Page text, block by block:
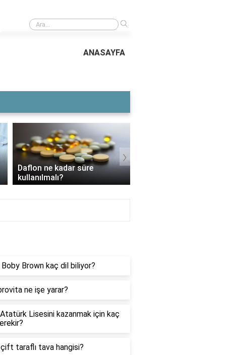
Koyunlarda 8'li karma aşı nedir?
ANASAYFA
Daflon ne kadar süre
kullanılmalı?
›
Brown kaç dil biliyor?
ne işe yarar?
Lisesini kazanmak için kaç
taraflı tava hangisi?